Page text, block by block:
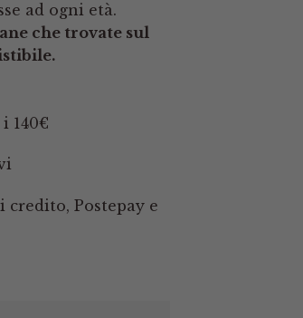
ad ogni età.
che trovate sul
140€
credito, Postepay e